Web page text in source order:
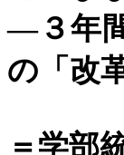
―３年
の「改
＝学部